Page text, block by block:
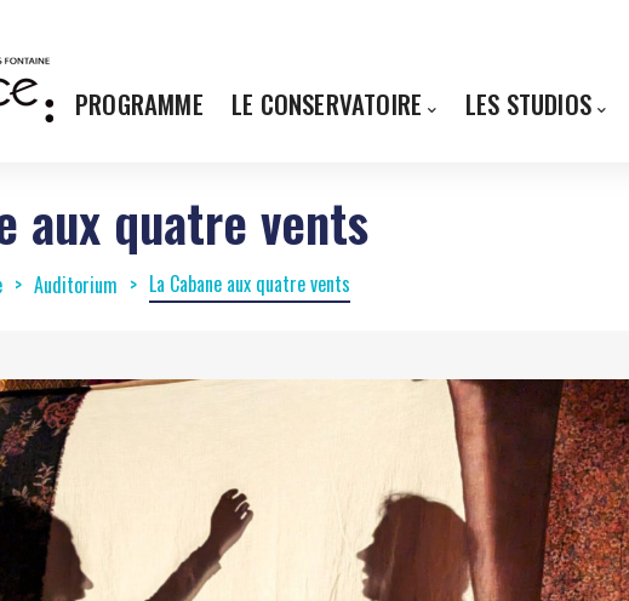
PROGRAMME LE CONSERVATOIRE LES STUDIOS
aux quatre vents
Auditorium La Cabane aux quatre vents